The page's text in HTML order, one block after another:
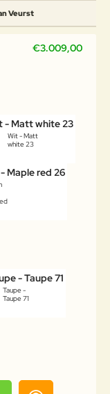
Veurst
€3.009,00
Wit - Matt
white 23
Taupe -
Taupe 71